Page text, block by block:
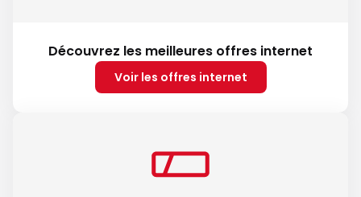
Découvrez les meilleures offres internet
Voir les offres internet